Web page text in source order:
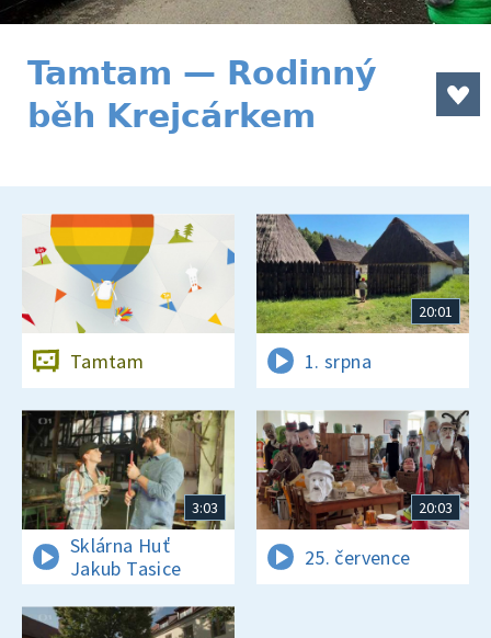
Tamtam — Rodinný
běh Krejcárkem
Tamtam
20:01
1. srpna
3:03
Sklárna Huť
Jakub Tasice
20:03
25. července